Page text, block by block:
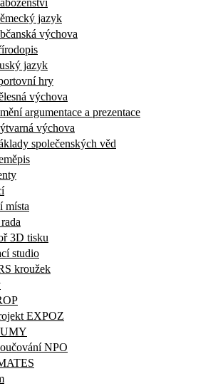
jazyk
výchova
jazyk
hry
výchova
argumentace a prezentace
výchova
společenských věd
místa
3D tisku
studio
kroužek
EXPOZ
NPO